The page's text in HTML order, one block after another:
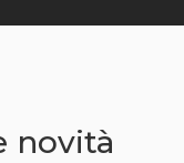
novità